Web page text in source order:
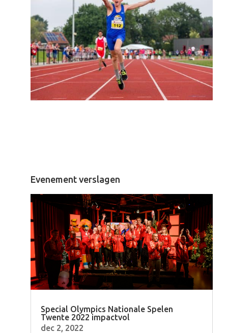
Evenement verslagen
Special Olympics Nationale Spelen
Twente 2022 impactvol
dec 2, 2022